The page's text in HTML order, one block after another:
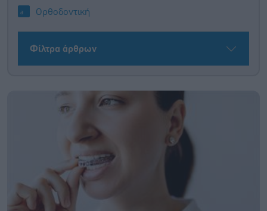
Ορθοδοντική
Φίλτρα άρθρων